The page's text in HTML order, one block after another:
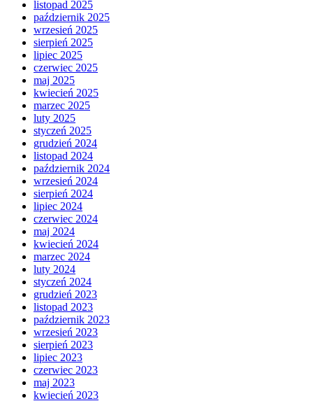
listopad 2025
październik 2025
wrzesień 2025
sierpień 2025
lipiec 2025
czerwiec 2025
maj 2025
kwiecień 2025
marzec 2025
luty 2025
styczeń 2025
grudzień 2024
listopad 2024
październik 2024
wrzesień 2024
sierpień 2024
lipiec 2024
czerwiec 2024
maj 2024
kwiecień 2024
marzec 2024
luty 2024
styczeń 2024
grudzień 2023
listopad 2023
październik 2023
wrzesień 2023
sierpień 2023
lipiec 2023
czerwiec 2023
maj 2023
kwiecień 2023